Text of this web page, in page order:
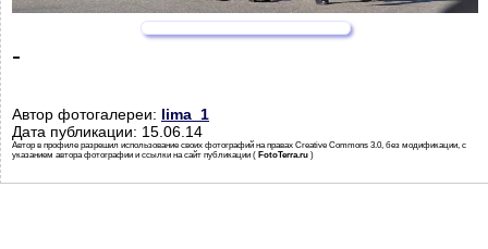
-
Автор фотогалереи: lima_1
Дата публикации: 15.06.14
Автор в профиле разрешил использование своих фотографий на правах Creative Commons 3.0, без модификации, с
указанием автора фотографии и ссылки на сайт публикации ( FotoTerra.ru )